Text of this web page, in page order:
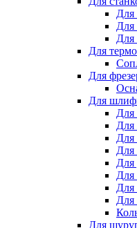
Для
Для
Для
Для
Для
Для
Для
Для
Для
Для
Для
Для
Для